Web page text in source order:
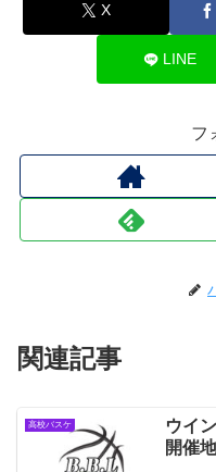
X
LINE
フ
関連記事
高校バスケ
ウイ
開催